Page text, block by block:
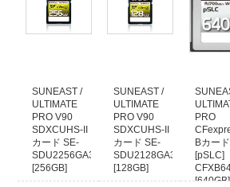
複数の代金引換注文で合計額が50万円以上になる
ません。発送日をずらしますので納期が余分にかか
あらかじめご了承くださいますようお願いいたしま
店頭でのご購入希望のお客様へ
当店の商品は、ほとんどが倉庫で保管しております
WEBサイトで在庫有りとなっておりましても、店
WEBサイトでご注文をしていない場合には、事前
ますようお願いいたします。
SUNEAST /
ULTIMATE
PRO V90
SDXCUHS-II
カード SE-
SDU2256GA300
[256GB]
SUNEAST /
ULTIMATE
PRO V90
SDXCUHS-II
カード SE-
SDU2128GA300
[128GB]
PRO
Bカード
[640GB]